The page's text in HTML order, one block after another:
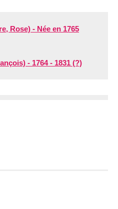
Rose) - Née en 1765
- 1764 - 1831 (?)